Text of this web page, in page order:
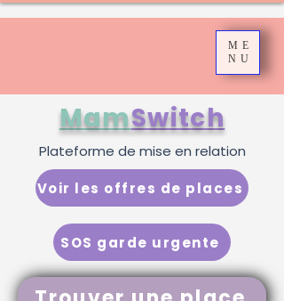
ME
NU
MamSwitch
SOS garde urgente
Voir les offres de places
Plateforme de mise en relation